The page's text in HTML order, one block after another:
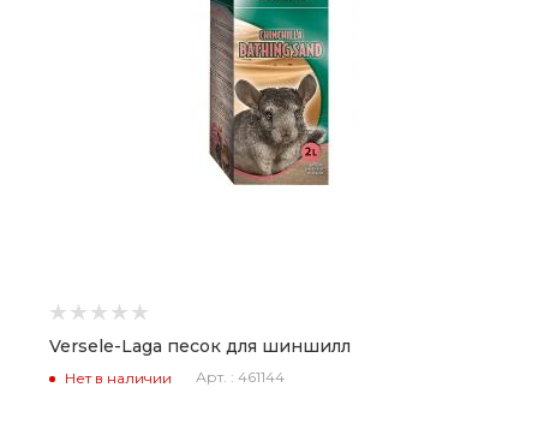
Versele-Laga песок для шиншилл
Нет в наличии Арт. : 461144